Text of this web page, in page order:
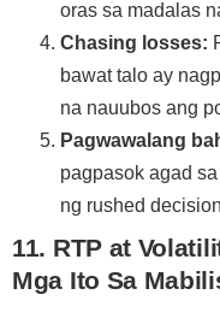
oras sa madalas
Chasing losses:
bawat talo ay
na nauubos ang
Pagwawalang
pagpasok agad
ng rushed
11. RTP at
Mga Ito Sa